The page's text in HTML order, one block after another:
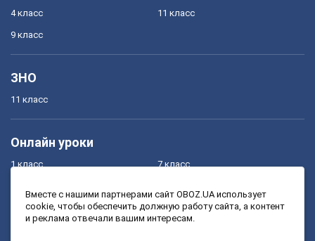
4 класс
9 класс
11 класс
ЗНО
11 класс
Онлайн уроки
1 класс
3 класс
7 класс
9 класс
Вместе с нашими партнерами сайт OBOZ.UA использует
cookie, чтобы обеспечить должную работу сайта, а контент
и реклама отвечали вашим интересам.